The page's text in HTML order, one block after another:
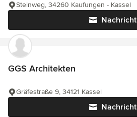
Nachricht
Steinweg, 34260 Kaufungen - Kassel
GGS Architekten
Nachricht
Gräfestraße 9, 34121 Kassel